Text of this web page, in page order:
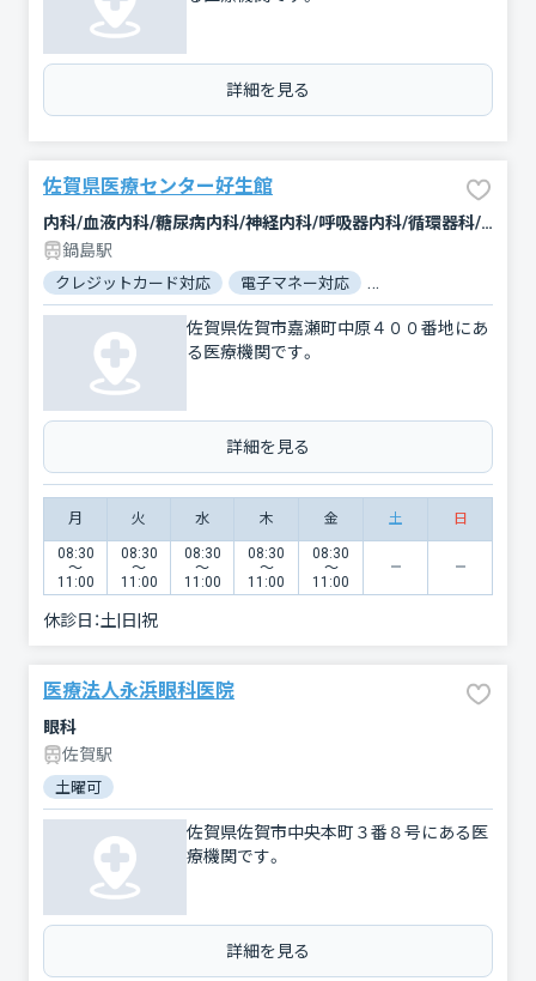
詳細を見る
佐賀県医療センター好生館
内科/血液内科/糖尿病内科/神経内科/呼吸器内科/循環器科/消化器科/腎臓内科・外科/肝臓内科・外科/腫瘍内科・外科/緩和ケア/外科/脳神経外科/呼吸器外科/心臓血管外科/整形外科/形成外科/小児科/小児外科/産婦人科/眼科/耳鼻咽喉科/皮膚科/泌尿器科/精神科・神経科/歯科口腔外科/リハビリテーション/放射線科/臨床検査・病理診断/救急科/麻酔科
鍋島駅
クレジットカード対応 電子マネー対応
佐賀県佐賀市嘉瀬町中原４００番地にあ
る医療機関です。
詳細を見る
月 火 水 木 金 土 日
08:30
〜
11:00
08:30
〜
11:00
08:30
〜
11:00
08:30
〜
11:00
08:30
〜
11:00
休診日：土|日|祝
医療法人永浜眼科医院
眼科
佐賀駅
土曜可
佐賀県佐賀市中央本町３番８号にある医
療機関です。
詳細を見る